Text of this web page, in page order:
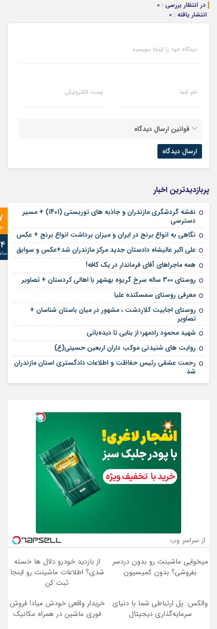
در انتظار بررسی : 0
انتشار یافته : 0
دیدگاه خود را اینجا بنویسید
نام شما پست الکترونیکی
قوانین ارسال دیدگاه
پربازدیدترین اخبار
نقشه گردشگری مازندران و جاذبه های توریستی (1401) + مسیر
دسترسی
نگاهی به انواع برنج در ایران و میزان برداشت انواع برنج + عکس
علی‌ اکبر عالیشاه دادستان جدید مرکز مازندران شد+عکس و سوابق
همه ماجراهای آقای فرماندار در یک کافه!
روستای 300 ساله سرخ ‌گریوه بهشهر با اهالی کردستان + تصاویر
معرفی روستای سمسکنده علیا
روستای اجابیت کلاردشت ، مشهور در میان باستان شناسان +
تصاویر
شهید محمود رادمهر؛ از بنایی تا دیده‌بانی
روایت های شنیدنی موکب داران اربعین حسینی(ع)
رحمت عشقی رئیس حفاظت و اطلاعات دادگستری استان مازندران
شد
از سراسر وب
میخوایی ماشینت رو بدون دردسر
بفروشی؟ بدون کمیسیون
از بازدید خودرو دلال ها خسته
شدی؟ اطلاعات ماشینت رو اینجا
ثبت کن
والکس: پل ارتباطی شما با دنیای
سرمایه‌گذاری دیجیتال
خریدار واقعی خودش میاد! فروش
فوری ماشین در همراه مکانیک